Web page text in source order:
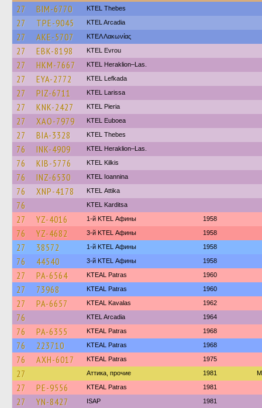
27
BIM-6770 KTEL Thebes
27 TPE-9045 KTEL Arcadia
27 AKE-5707 ΚΤΕΛ Λακωνίας
27 EBK-8198 KTEL Evrou
27 HKM-7667 KTEL Heraklion–Las.
27 EYA-2772 KTEL Lefkada
27 PIZ-6711 KTEL Larissa
27 KNK-2427 KTEL Pieria
27 XAO-7979 ΚΤΕL Euboea
27 BIA-3328 KTEL Thebes
76 INK-4909 KTEL Heraklion–Las.
76 KIB-5776 KTEL Kilkis
76 INZ-6530 KTEL Ioannina
76 XNP-4178 KΤΕL Αttika
76 ΚΤΕL Karditsa
27 YZ-4016 1-й KTEL Афины 1958
76 YZ-4682 3-й KTEL Афины 1958
27 38572 1-й KTEL Афины 1958
76 44540 3-й KTEL Афины 1958
27 PA-6564 KTEAL Patras 1960
27 73968 KTEAL Patras 1960
27 PA-6657 KTEAL Kavalas 1962
76 KTEL Arcadia 1964
76 PA-6355 KTEAL Patras 1968
76 223710 KTEAL Patras 1968
76 AXH-6017 KTEAL Patras 1975
27 Аттика, прочие 1981
27 PE-9556 KTEAL Patras 1981
27 YN-8427 ISAP 1981